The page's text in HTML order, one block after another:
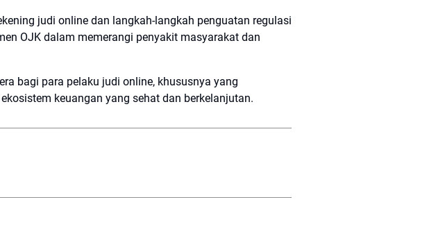
judi online dan langkah-langkah penguatan regulasi
OJK dalam memerangi penyakit masyarakat dan
bagi para pelaku judi online, khususnya yang
keuangan yang sehat dan berkelanjutan.